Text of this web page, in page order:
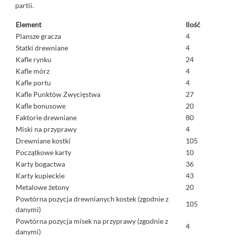
partii.
Element
Ilość
Plansze gracza
4
Statki drewniane
4
Kafle rynku
24
Kafle mórz
4
Kafle portu
4
Kafle Punktów Zwycięstwa
27
Kafle bonusowe
20
Faktorie drewniane
80
Miski na przyprawy
4
Drewniane kostki
105
Początkowe karty
10
Karty bogactwa
36
Karty kupieckie
43
Metalowe żetony
20
Powtórna pozycja drewnianych kostek (zgodnie z
danymi)
105
Powtórna pozycja misek na przyprawy (zgodnie z
danymi)
4